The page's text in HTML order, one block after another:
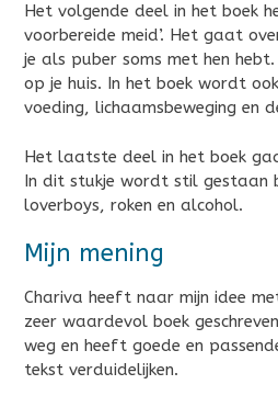
Het volgende deel in het boek
voorbereide meid’. Het gaat
je als puber soms met hen
op je huis. In het boek wordt
voeding, lichaamsbeweging en
Het laatste deel in het boek
In dit stukje wordt stil gestaan
loverboys, roken en alcohol.
Mijn mening
Chariva heeft naar mijn idee
zeer waardevol boek
weg en heeft goede en
tekst verduidelijken.